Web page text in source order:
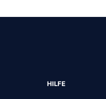
HILFE